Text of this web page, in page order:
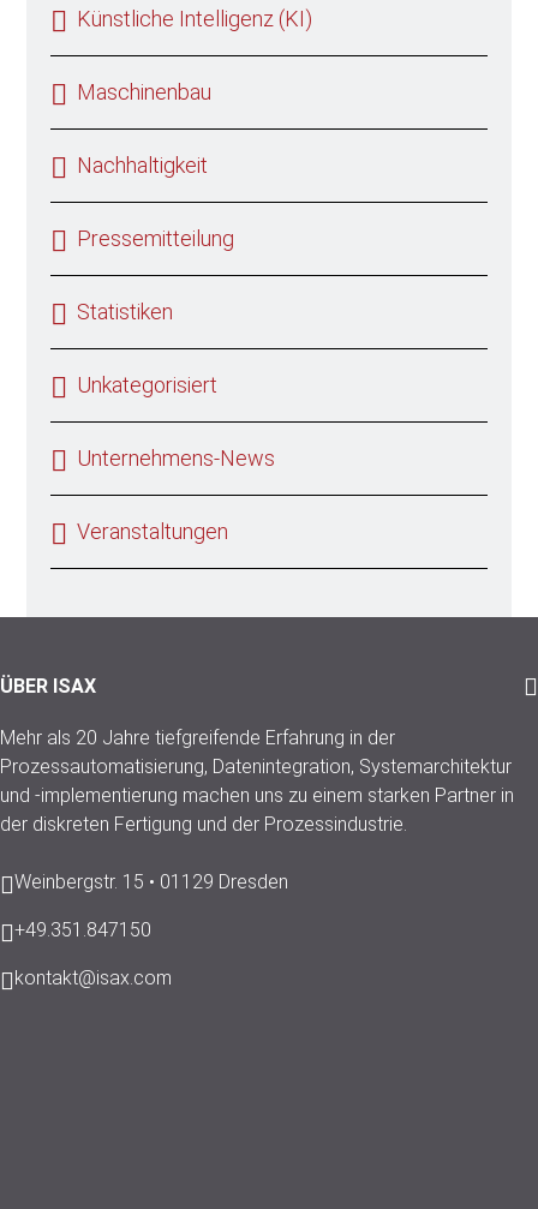
Künstliche Intelligenz (KI)
Maschinenbau
Nachhaltigkeit
Pressemitteilung
Statistiken
Unkategorisiert
Unternehmens-News
Veranstaltungen
ÜBER ISAX
Mehr als 20 Jahre tiefgreifende Erfahrung in der
Prozessautomatisierung, Datenintegration, Systemarchitektur
und -implementierung machen uns zu einem starken Partner in
der diskreten Fertigung und der Prozessindustrie.
Weinbergstr. 15 • 01129 Dresden
+49.351.847150
kontakt@isax.com